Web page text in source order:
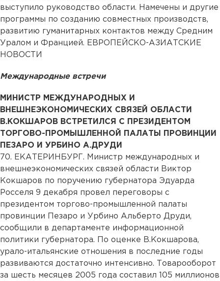
выступило руководство области. Намечены и другие
программы по созданию совместных производств,
развитию гуманитарных контактов между Средним
Уралом и Францией. ЕВРОПЕЙСКО-АЗИАТСКИЕ
НОВОСТИ
Международные встречи
МИНИСТР МЕЖДУНАРОДНЫХ И
ВНЕШНЕЭКОНОМИЧЕСКИХ СВЯЗЕЙ ОБЛАСТИ
В.КОКШАРОВ ВСТРЕТИЛСЯ С ПРЕЗИДЕНТОМ
ТОРГОВО-ПРОМЫШЛЕННОЙ ПАЛАТЫ ПРОВИНЦИИ
ПЕЗАРО И УРБИНО А.ДРУДИ
70. ЕКАТЕРИНБУРГ. Министр международных и
внешнеэкономических связей области Виктор
Кокшаров по поручению губернатора Эдуарда
Росселя 9 декабря провел переговоры с
президентом торгово-промышленной палаты
провинции Пезаро и Урбино Альберто Друди,
сообщили в департаменте информационной
политики губернатора. По оценке В.Кокшарова,
урало-итальянские отношения в последние годы
развиваются достаточно интенсивно. Товарооборот
за шесть месяцев 2005 года составил 105 миллионов